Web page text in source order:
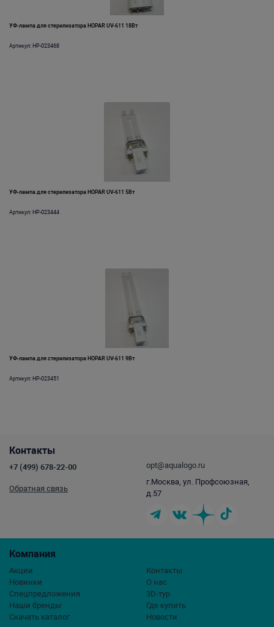
УФ-лампа для стерилизатора HOPAR UV-611 18Вт
Артикул: HP-023468
УФ-лампа для стерилизатора HOPAR UV-611 5Вт
Артикул: HP-023444
УФ-лампа для стерилизатора HOPAR UV-611 9Вт
Артикул: HP-023451
Компания
Акции
Новинки
Спецпредложения
Наши бренды
Скачать каталог
Контакты
О нас
3D-тур
Где купить
Новости
Контакты
+7 (499) 678-22-00
Обратная связь
opt@aqualogo.ru
г.Москва, ул. Профсоюзная,
д.57